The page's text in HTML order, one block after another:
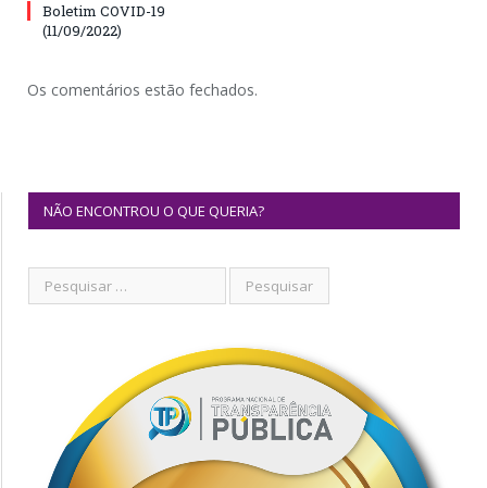
Boletim COVID-19
(11/09/2022)
Os comentários estão fechados.
NÃO ENCONTROU O QUE QUERIA?